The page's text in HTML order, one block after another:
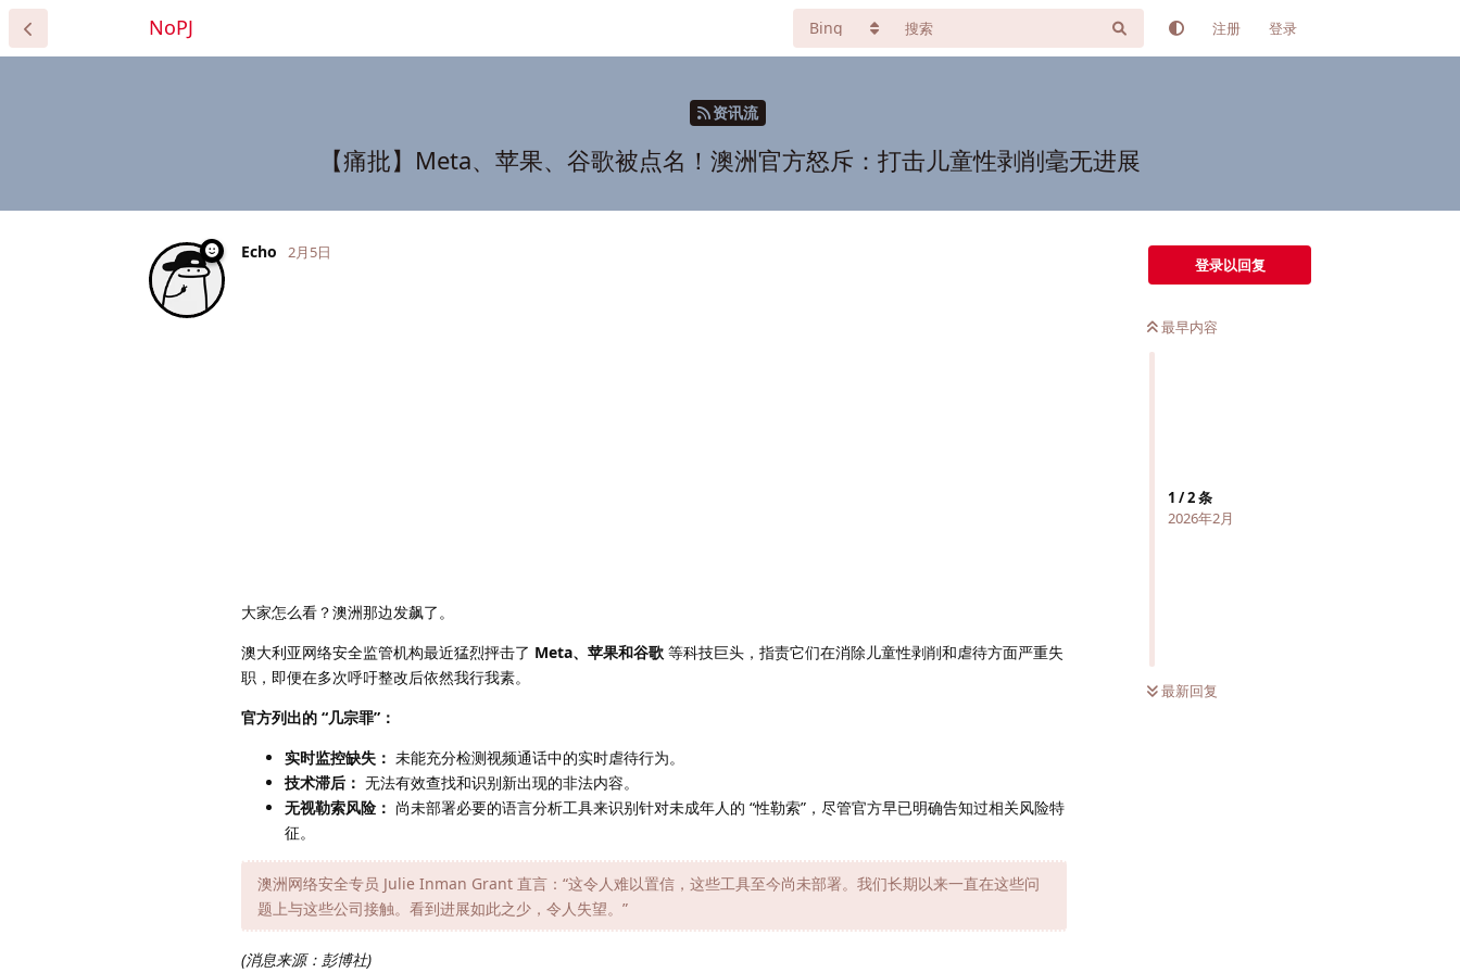
NoPJ 注册 登录
资讯流
【痛批】Meta、苹果、谷歌被点名！澳洲官方怒斥：打击儿童性剥削毫无进展
登录以回复
最早内容
1 /2条
2026年2月
最新回复
Echo 2月5日
大家怎么看？澳洲那边发飙了。
澳大利亚网络安全监管机构最近猛烈抨击了 Meta、苹果和谷歌 等科技巨头，指责它们在消除儿童性剥削和虐待方面严重失
职，即便在多次呼吁整改后依然我行我素。
官方列出的 “几宗罪”：
实时监控缺失： 未能充分检测视频通话中的实时虐待行为。
技术滞后： 无法有效查找和识别新出现的非法内容。
无视勒索风险： 尚未部署必要的语言分析工具来识别针对未成年人的 “性勒索”，尽管官方早已明确告知过相关风险特
征。
澳洲网络安全专员 Julie Inman Grant 直言：“这令人难以置信，这些工具至今尚未部署。我们长期以来一直在这些问
题上与这些公司接触。看到进展如此之少，令人失望。”
(消息来源：彭博社)